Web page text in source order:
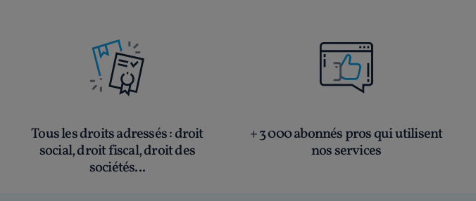
Tous les droits adressés: droit
social, droit fiscal, droit des
sociétés...
+ 3 000 abonnés pros qui utilisent
nos services